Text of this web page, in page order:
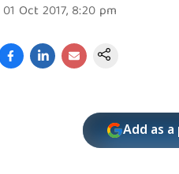
01 Oct 2017, 8:20 pm
Add as